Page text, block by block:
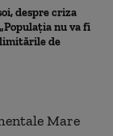
despre criza
nu va fi
de
Mare